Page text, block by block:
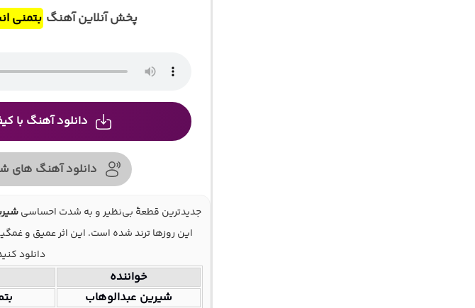
پخش آنلاین آهنگ بتمنی
دانلود آهنگ با
دانلود آهنگ های
جدیدترین قطعهٔ بی‌نظیر و به شدت احساسی
این روزها ترند شده است. این اثر عمیق و
دانلود
خواننده
شیرین عبدالوهاب